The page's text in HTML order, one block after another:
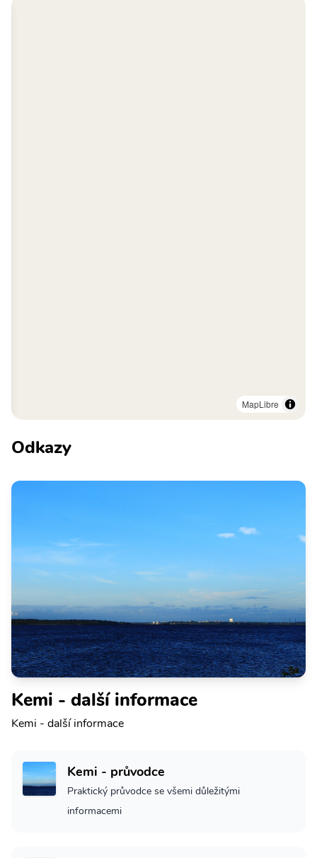
MapLibre
Odkazy
Kemi - další informace
Kemi - další informace
Kemi - průvodce
Praktický průvodce se všemi důležitými
informacemi